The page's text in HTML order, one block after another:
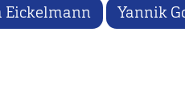
Eickelmann Yannik